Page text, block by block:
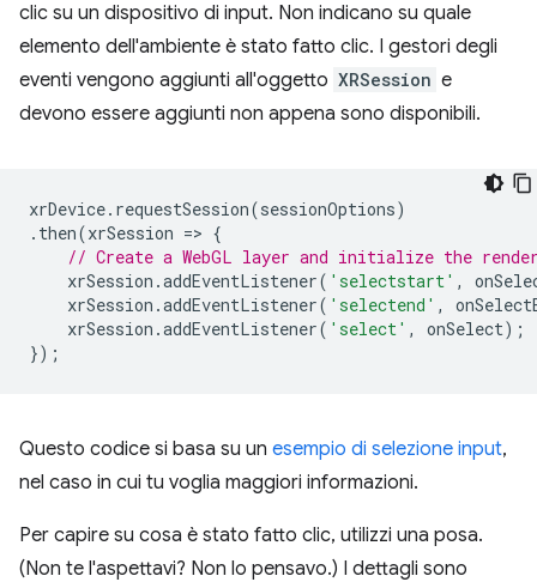
clic su un dispositivo di input. Non indicano su quale
elemento dell'ambiente è stato fatto clic. I gestori degli
eventi vengono aggiunti all'oggetto XRSession e
devono essere aggiunti non appena sono disponibili.
xrDevice. requestSession(sessionOptions)
. then(xrSession => {
// Create a WebGL layer and initialize the
xrSession .addEventListener( 'selectstart' ,
xrSession .addEventListener( 'selectend' ,
xrSession .addEventListener( 'select' , onSelect);
});
Questo codice si basa su un esempio di selezione input,
nel caso in cui tu voglia maggiori informazioni.
Per capire su cosa è stato fatto clic, utilizzi una posa.
(Non te l'aspettavi? Non lo pensavo.) I dettagli sono